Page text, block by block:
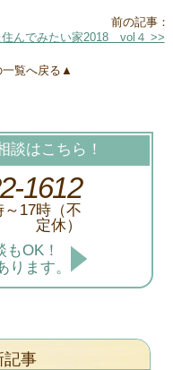
前の記事：
住んでみたい家2018 vol４ >>
一覧へ戻る▲
談はこちら！
1612
17時（不
定休）
OK！
ります。
記事